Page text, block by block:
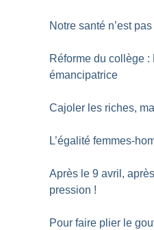
Notre santé n’est
Réforme du collège
émancipatrice
Cajoler les riches,
L’égalité femmes-
Après le 9 avril,
pression !
Pour faire plier le